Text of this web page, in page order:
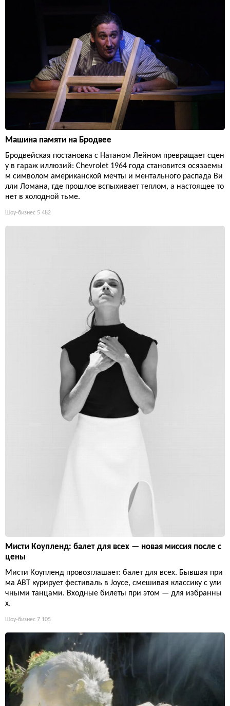
Машина памяти на Бродвее
Бродвейская постановка с Натаном Лейном превращает сцен
у в гараж иллюзий: Chevrolet 1964 года становится осязаемы
м символом американской мечты и ментального распада Ви
лли Ломана, где прошлое вспыхивает теплом, а настоящее то
нет в холодной тьме.
Шоу-бизнес 5 482
Мисти Коупленд: балет для всех — новая миссия после с
цены
Мисти Коупленд провозглашает: балет для всех. Бывшая при
ма ABT курирует фестиваль в Joyce, смешивая классику с ули
чными танцами. Входные билеты при этом — для избранны
х.
Шоу-бизнес 7 105